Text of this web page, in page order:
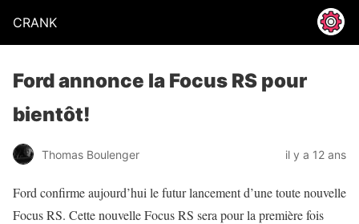
CRANK
Ford annonce la Focus RS pour
bientôt!
Thomas Boulenger il y a 12 ans
Ford confirme aujourd’hui le futur lancement d’une toute nouvelle
Focus RS. Cette nouvelle Focus RS sera pour la première fois